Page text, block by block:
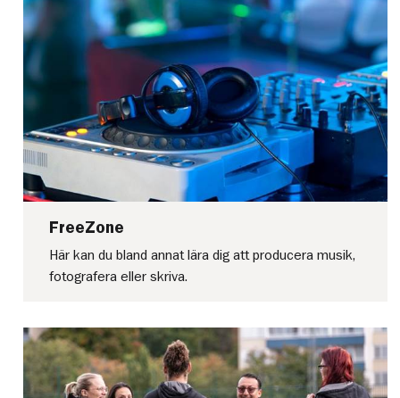
FreeZone
Här kan du bland annat lära dig att producera musik,
fotografera eller skriva.